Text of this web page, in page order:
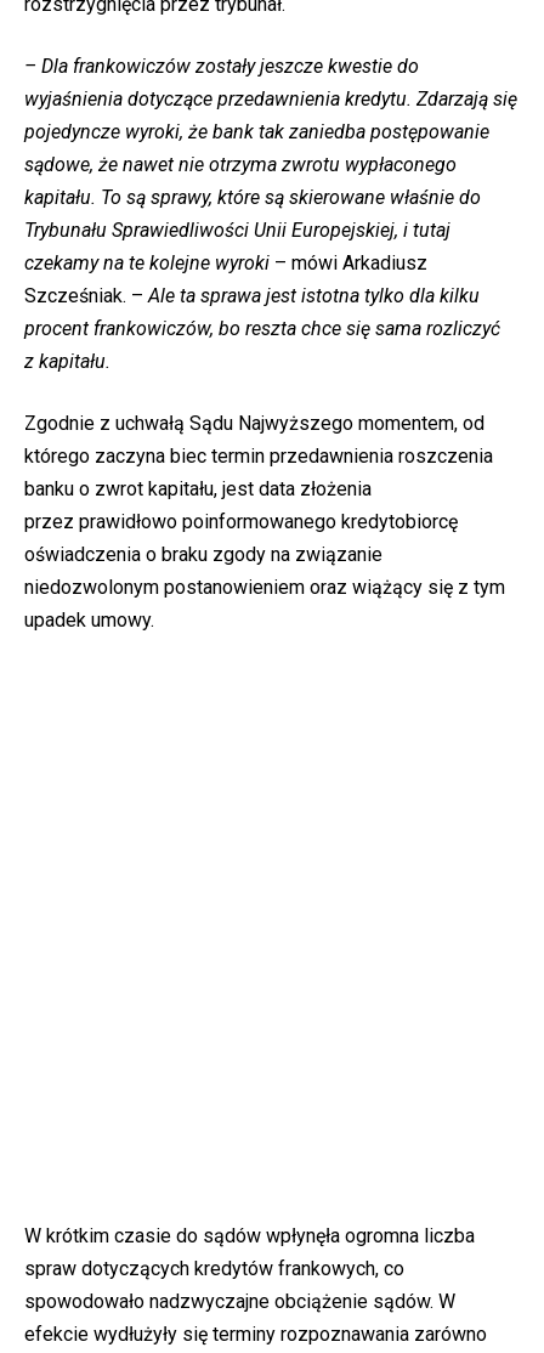
– Dla frankowiczów zostały jeszcze kwestie do
wyjaśnienia dotyczące przedawnienia kredytu. Zdarzają się
pojedyncze wyroki, że bank tak zaniedba postępowanie
sądowe, że nawet nie otrzyma zwrotu wypłaconego
kapitału. To są sprawy, które są skierowane właśnie do
Trybunału Sprawiedliwości Unii Europejskiej, i tutaj
czekamy na te kolejne wyroki – mówi Arkadiusz
Szcześniak. –Ale ta sprawa jest istotna tylko dla kilku
procent frankowiczów, bo reszta chce się sama rozliczyć
z kapitału.
Zgodnie z uchwałą Sądu Najwyższego momentem, od
którego zaczyna biec termin przedawnienia roszczenia
banku o zwrot kapitału, jest data złożenia
przez prawidłowo poinformowanego kredytobiorcę
oświadczenia o braku zgody na związanie
niedozwolonym postanowieniem oraz wiążący się z tym
upadek umowy.
W krótkim czasie do sądów wpłynęła ogromna liczba
spraw dotyczących kredytów frankowych, co
spowodowało nadzwyczajne obciążenie sądów. W
efekcie wydłużyły się terminy rozpoznawania zarówno